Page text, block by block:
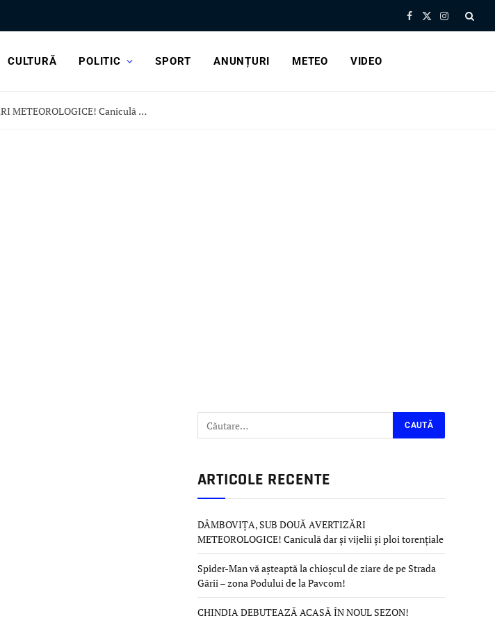
Facebook
X
Instagram
CULTURĂ POLITIC SPORT ANUNȚURI METEO VIDEO
DÂMBOVIȚA, SUB DOUĂ AVERTIZĂRI METEOROLOGICE! Caniculă dar și vijelii și ploi torențiale
ARTICOLE RECENTE
DÂMBOVIȚA, SUB DOUĂ AVERTIZĂRI
METEOROLOGICE! Caniculă dar și vijelii și ploi torențiale
Spider-Man vă așteaptă la chioșcul de ziare de pe Strada
Gării – zona Podului de la Pavcom!
CHINDIA DEBUTEAZĂ ACASĂ ÎN NOUL SEZON!